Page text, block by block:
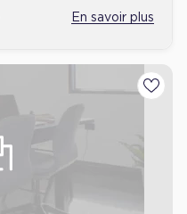
En savoir plus